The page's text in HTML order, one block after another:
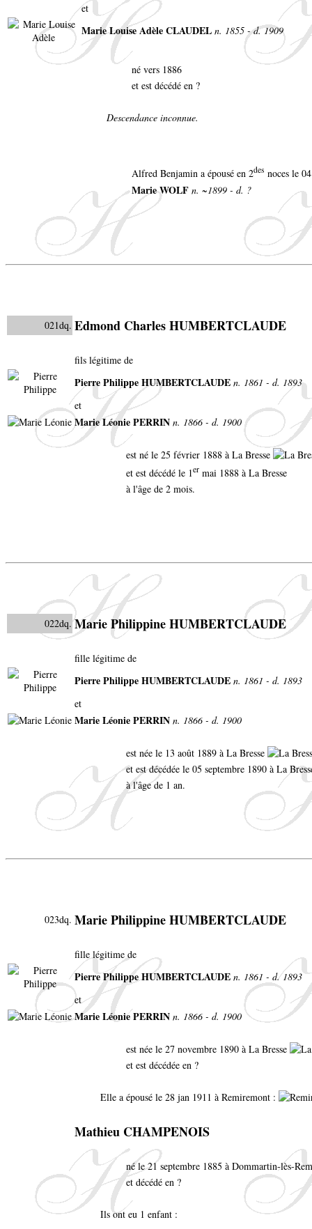
et
Marie Louise Adèle CLAUDEL n. 1855 - d. 1909
né vers 1886
et est décédé en ?
Descendance inconnue.
Alfred Benjamin a épousé en 2des noces le
Marie WOLF n. ~1899 - d. ?
021dq. Edmond Charles HUMBERTCLAUDE
fils légitime de
Pierre Philippe HUMBERTCLAUDE n. 1861 - d. 1893
et
Marie Léonie PERRIN n. 1866 - d. 1900
est né le 25 février 1888 à La Bresse
et est décédé le 1er mai 1888 à La Bresse
à l'âge de 2 mois.
022dq. Marie Philippine HUMBERTCLAUDE
fille légitime de
Pierre Philippe HUMBERTCLAUDE n. 1861 - d. 1893
et
Marie Léonie PERRIN n. 1866 - d. 1900
est née le 13 août 1889 à La Bresse
et est décédée le 05 septembre 1890 à La
à l'âge de 1 an.
023dq. Marie Philippine HUMBERTCLAUDE
fille légitime de
Pierre Philippe HUMBERTCLAUDE n. 1861 - d. 1893
et
Marie Léonie PERRIN n. 1866 - d. 1900
est née le 27 novembre 1890 à La Bresse
et est décédée en ?
Elle a épousé le 28 jan 1911 à Remiremont :
Mathieu CHAMPENOIS
né le 21 septembre 1885 à Dommartin-lès-
et décédé en ?
Ils ont eu 1 enfant :